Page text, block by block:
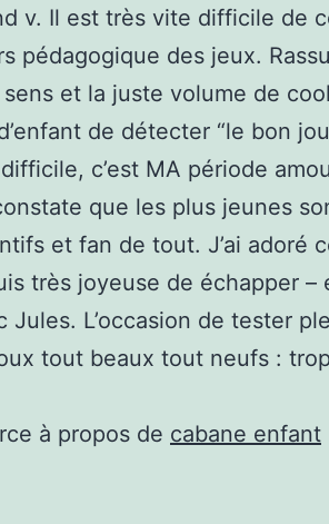
v. Il est très vite difficile de
pédagogique des jeux.
et la juste volume de
de détecter “le bon
c’est MA période
que les plus jeunes
et fan de tout. J’ai adoré
très joyeuse de échapper
Jules. L’occasion de tester
tout beaux tout neufs :
à propos de cabane enfant